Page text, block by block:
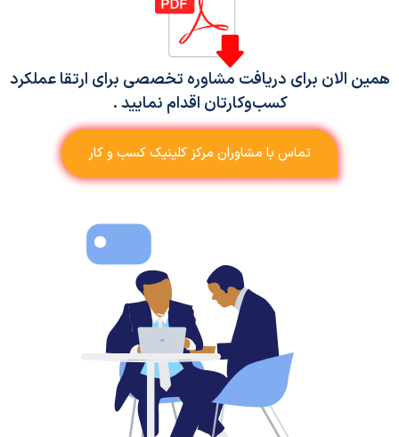
همین الان برای دریافت مشاوره تخصصی برای ارتقا عملکرد
کسب‌و‌کارتان اقدام نمایید .
تماس با مشاوران مرکز کلینیک کسب و کار